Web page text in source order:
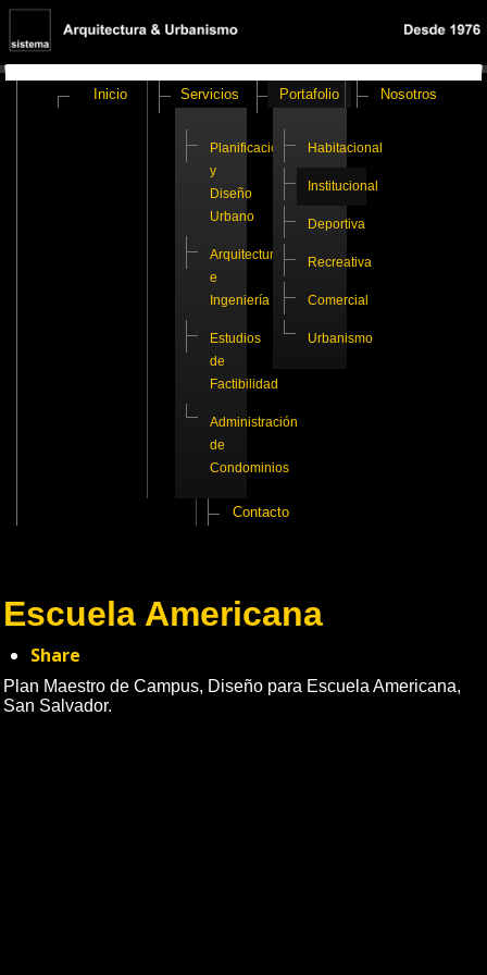
Inicio Servicios
Planificación
y
Diseño
Urbano
Arquitectura
e
Ingeniería
Estudios
de
Factibilidad
Administración
de
Condominios
Portafolio
Habitacional
Institucional
Deportiva
Recreativa
Comercial
Urbanismo
Nosotros
Contacto
Escuela Americana
Share
Plan Maestro de Campus, Diseño para Escuela Americana,
San Salvador.